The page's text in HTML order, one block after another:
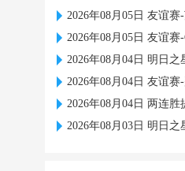
2026年08月05日 友谊赛-
2026年08月05日 友谊赛-C罗
2026年08月04日 明日之星冠
2026年08月04日 友谊赛-拜仁2-1济
2026年08月04日 两连胜提前出线！
2026年08月03日 明日之星冠军